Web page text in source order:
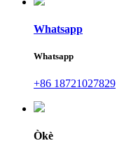
Whatsapp
Whatsapp
+86 18721027829
Òkè